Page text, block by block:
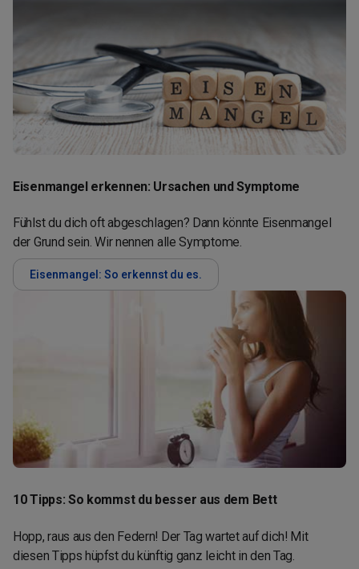
Eisenmangel erkennen: Ursachen und Symptome
Fühlst du dich oft abgeschlagen? Dann könnte Eisenmangel
der Grund sein. Wir nennen alle Symptome.
Eisenmangel: So erkennst du es.
10 Tipps: So kommst du besser aus dem Bett
Hopp, raus aus den Federn! Der Tag wartet auf dich! Mit
diesen Tipps hüpfst du künftig ganz leicht in den Tag.